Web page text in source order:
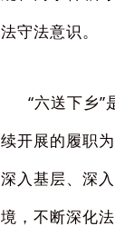
法守法意识。
“六送下乡”
续开展的履职
深入基层、深
境，不断深化